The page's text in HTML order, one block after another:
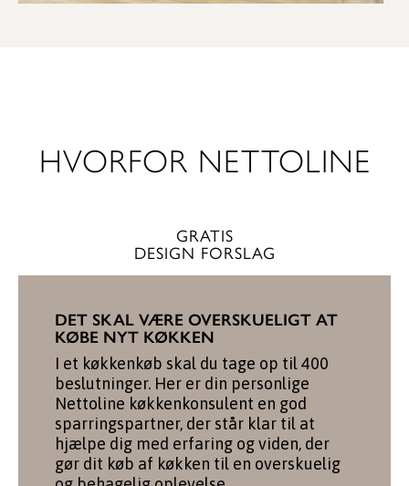
HVORFOR NETTOLINE
GRATIS
DESIGN FORSLAG
DET SKAL VÆRE OVERSKUELIGT AT
KØBE NYT KØKKEN
I et køkkenkøb skal du tage op til 400
beslutninger. Her er din personlige
Nettoline køkkenkonsulent en god
sparringspartner, der står klar til at
hjælpe dig med erfaring og viden, der
gør dit køb af køkken til en overskuelig